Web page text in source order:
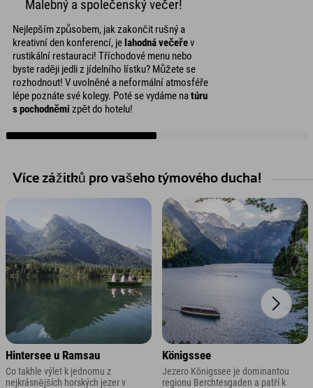
Malebný a společenský večer!
Nejlepším způsobem, jak zakončit rušný a
kreativní den konferencí, jelahodná večeřev
rustikální restauraci! Tříchodové menu nebo
byste raději jedli z jídelního lístku? Můžete se
rozhodnout! V uvolněné a neformální atmosféře
lépe poznáte své kolegy. Poté se vydáme natúru
s pochodněmi zpět do hotelu!
Více zážitků pro vašeho týmového ducha!
Hintersee u Ramsau
Co takhle výlet k jednomu z
nejkrásnějších horských jezer v
Königssee
Jezero Königssee je dominantou
regionu Berchtesgaden a patří k